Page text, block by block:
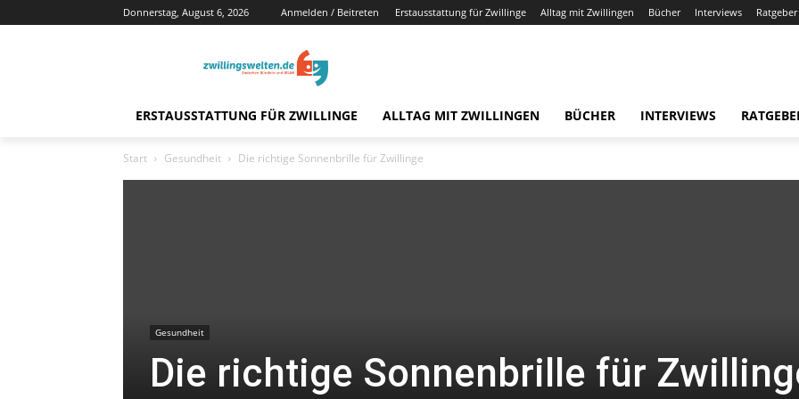
Donnerstag, August 6, 2026 Anmelden / Beitreten Erstausstattung für Zwillinge Alltag mit Zwillingen Bücher Interviews Ratgeber
ERSTAUSSTATTUNG FÜR ZWILLINGE ALLTAG MIT ZWILLINGEN BÜCHER INTERVIEWS
Start Gesundheit Die richtige Sonnenbrille für Zwillinge
Gesundheit
Die richtige Sonnenbrille für